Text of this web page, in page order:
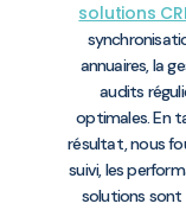
solutions
annuaires, la
audits
optimales. En
résultat, nous
suivi, les
solutions sont